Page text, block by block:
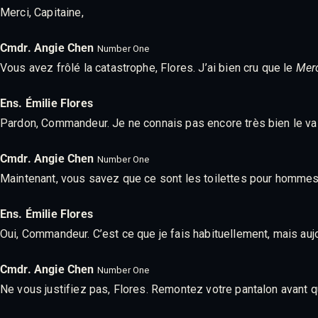
Merci, Capitaine,
Cmdr. Angie Chen Number One
Vous avez frôlé la catastrophe, Flores. J’ai bien cru que le
Ens. Émilie Flores
Pardon, Commandeur. Je ne connais pas encore très bien le
Cmdr. Angie Chen Number One
Maintenant, vous savez que ce sont les toilettes pour
Ens. Émilie Flores
Oui, Commandeur. C’est ce que je fais habituellement, mais
Cmdr. Angie Chen Number One
Ne vous justifiez pas, Flores. Remontez votre pantalon